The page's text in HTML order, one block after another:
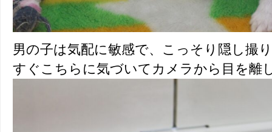
男の子は気配に敏感で、こっそり隠し撮
すぐこちらに気づいてカメラから目を離